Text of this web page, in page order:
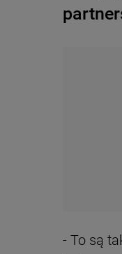
- To są